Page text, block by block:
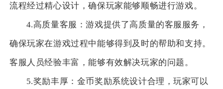
流程经过精心设计，确保玩家能够顺畅进行游戏。
4.高质量客服：游戏提供了高质量的客服服务，
确保玩家在游戏过程中能够得到及时的帮助和支持。
客服人员经验丰富，能够有效解决玩家的问题。
5.奖励丰厚：金币奖励系统设计合理，玩家可以